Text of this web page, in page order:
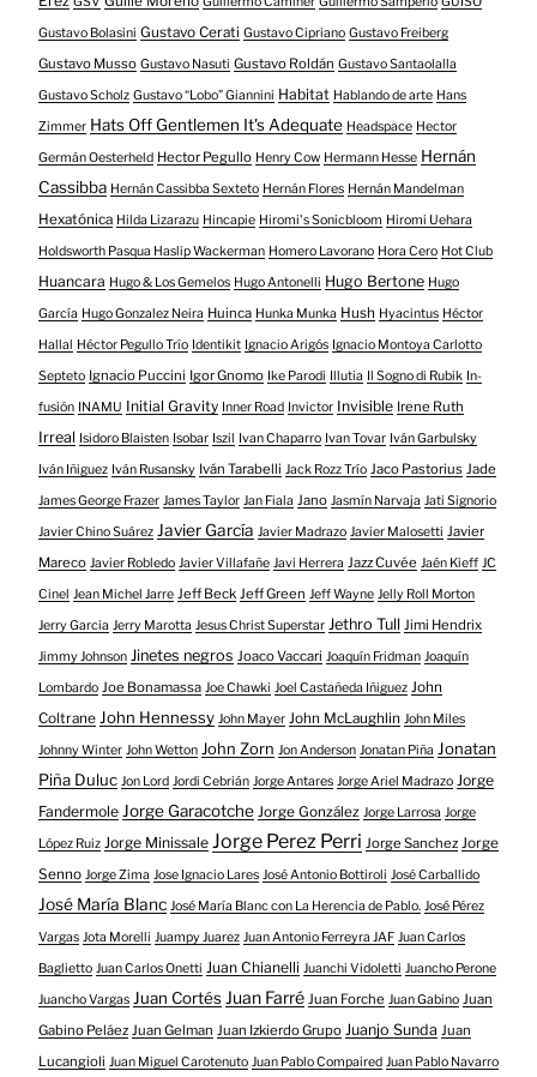
Gustavo Bolasini Gustavo Cerati Gustavo Cipriano Gustavo Freiberg
Gustavo Musso Gustavo Nasuti Gustavo Roldán Gustavo Santaolalla
Gustavo Scholz Gustavo “Lobo” Giannini Habitat Hablando de arte Hans
Zimmer Hats Off Gentlemen It's Adequate Headspace Hector
Germán Oesterheld Hector Pegullo Henry Cow Hermann Hesse Hernán
Cassibba Hernán Cassibba Sexteto Hernán Flores Hernán Mandelman
Hexatónica Hilda Lizarazu Hincapie Hiromi's Sonicbloom Hiromi Uehara
Holdsworth Pasqua Haslip Wackerman Homero Lavorano Hora Cero Hot Club
Huancara Hugo & Los Gemelos Hugo Antonelli Hugo Bertone Hugo
García Hugo Gonzalez Neira Huinca Hunka Munka Hush Hyacintus Héctor
Hallal Héctor Pegullo Trío Identikit Ignacio Arigós Ignacio Montoya Carlotto
Septeto Ignacio Puccini Igor Gnomo Ike Parodi Illutia Il Sogno di Rubik In-
fusión INAMU Initial Gravity Inner Road Invictor Invisible Irene Ruth
Irreal Isidoro Blaisten Isobar Iszil Ivan Chaparro Ivan Tovar Iván Garbulsky
Iván Iñiguez Iván Rusansky Iván Tarabelli Jack Rozz Trío Jaco Pastorius Jade
James George Frazer James Taylor Jan Fiala Jano Jasmín Narvaja Jati Signorio
Javier Chino Suárez Javier García Javier Madrazo Javier Malosetti Javier
Mareco Javier Robledo Javier Villafañe Javi Herrera Jazz Cuvée Jaén Kieff JC
Cinel Jean Michel Jarre Jeff Beck Jeff Green Jeff Wayne Jelly Roll Morton
Jerry Garcia Jerry Marotta Jesus Christ Superstar Jethro Tull Jimi Hendrix
Jimmy Johnson Jinetes negros Joaco Vaccari Joaquín Fridman Joaquín
Lombardo Joe Bonamassa Joe Chawki Joel Castañeda Iñiguez John
Coltrane John Hennessy John Mayer John McLaughlin John Miles
Johnny Winter John Wetton John Zorn Jon Anderson Jonatan Piña Jonatan
Piña Duluc Jon Lord Jordi Cebrián Jorge Antares Jorge Ariel Madrazo Jorge
Fandermole Jorge Garacotche Jorge González Jorge Larrosa Jorge
López Ruiz Jorge Minissale Jorge Perez Perri Jorge Sanchez Jorge
Senno Jorge Zima Jose Ignacio Lares José Antonio Bottiroli José Carballido
José María Blanc José María Blanc con La Herencia de Pablo. José Pérez
Vargas Jota Morelli Juampy Juarez Juan Antonio Ferreyra JAF Juan Carlos
Baglietto Juan Carlos Onetti Juan Chianelli Juanchi Vidoletti Juancho Perone
Juancho Vargas Juan Cortés Juan Farré Juan Forche Juan Gabino Juan
Gabino Peláez Juan Gelman Juan Izkierdo Grupo Juanjo Sunda Juan
Lucangioli Juan Miguel Carotenuto Juan Pablo Compaired Juan Pablo Navarro